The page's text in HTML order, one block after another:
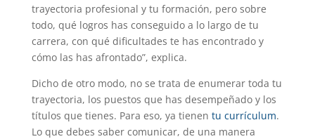
trayectoria profesional y tu formación, pero sobre
todo, qué logros has conseguido a lo largo de tu
carrera, con qué dificultades te has encontrado y
cómo las has afrontado”, explica.
Dicho de otro modo, no se trata de enumerar toda tu
trayectoria, los puestos que has desempeñado y los
títulos que tienes. Para eso, ya tienen tu currículum.
Lo que debes saber comunicar, de una manera